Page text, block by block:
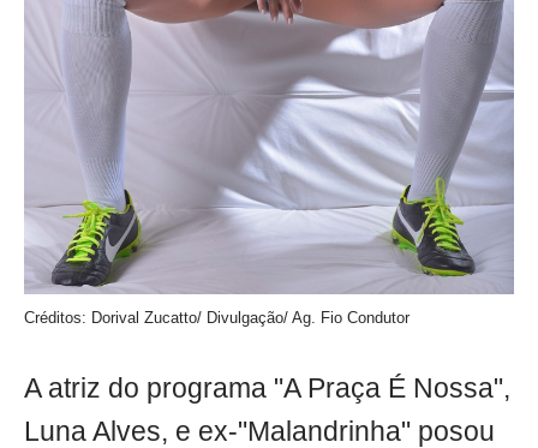
Créditos: Dorival Zucatto/ Divulgação/ Ag. Fio Condutor
A atriz do programa "A Praça É Nossa",
Luna Alves, e ex-"Malandrinha" posou